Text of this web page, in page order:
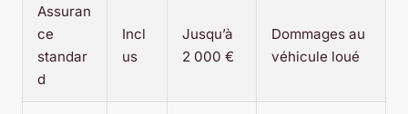
Assuran
ce
standar
d
Incl
us
Jusqu’à
2 000 €
Dommages au
véhicule loué